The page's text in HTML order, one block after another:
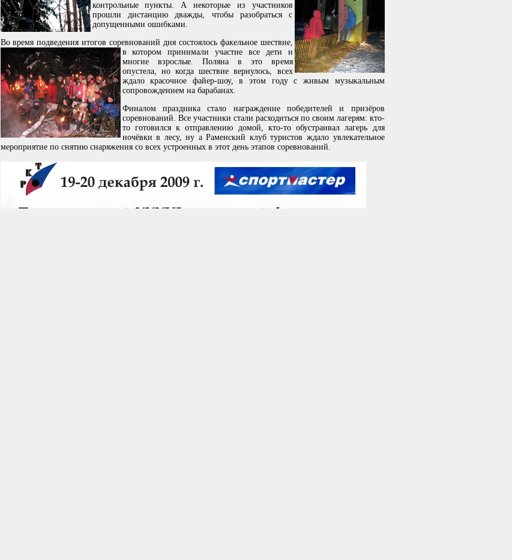
контрольные пункты. А некоторые из участников
прошли дистанцию дважды, чтобы разобраться с
допущенными ошибками.
Во время подведения итогов соревнований дня состоялось факельное шествие,
в котором принимали участие все дети и
многие взрослые. Поляна в это время
опустела, но когда шествие вернулось, всех
ждало красочное файер-шоу, в этом году с живым музыкальным
сопровождением на барабанах.
Финалом праздника стало награждение победителей и призёров
соревнований. Все участники стали расходиться по своим лагерям: кто-
то готовился к отправлению домой, кто-то обустраивал лагерь для
ночёвки в лесу, ну а Раменский клуб туристов ждало увлекательное
мероприятие по снятию снаряжения со всех устроенных в этот день этапов соревнований.